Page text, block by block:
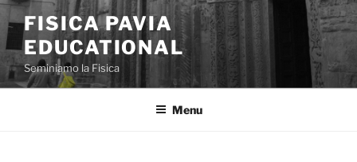
Skip
to
content
FISICA PAVIA
EDUCATIONAL
Seminiamo la Fisica
Menu